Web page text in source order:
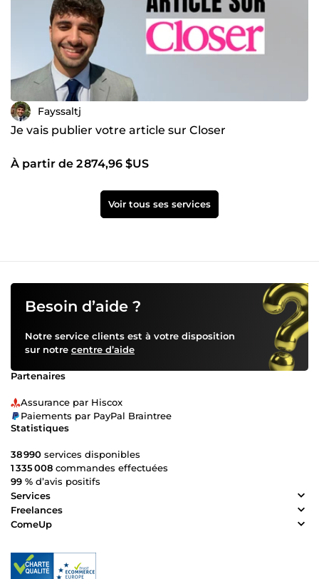
Fayssaltj
Je vais publier votre article sur Closer
À partir de 2 874,96 $US
Voir tous ses services
Besoin d’aide ?
Notre service clients est à votre disposition
sur notre centre d’aide
Partenaires
Assurance par Hiscox
Paiements par PayPal Braintree
Statistiques
38 990 services disponibles
1 335 008 commandes effectuées
99 % d’avis positifs
Services
Freelances
ComeUp